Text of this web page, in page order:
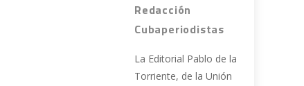
Redacción
Cubaperiodistas
La Editorial Pablo de la
Torriente, de la Unión